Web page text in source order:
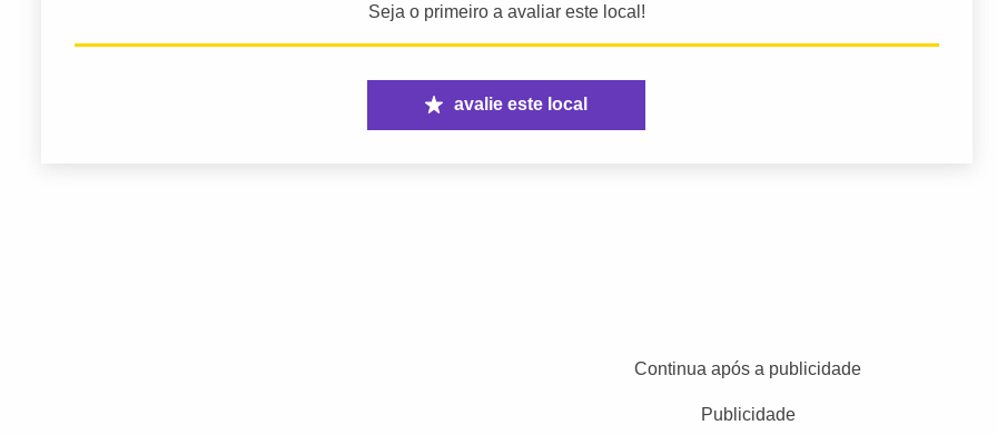
Seja o primeiro a avaliar este local!
avalie este local
Continua após a publicidade
Publicidade